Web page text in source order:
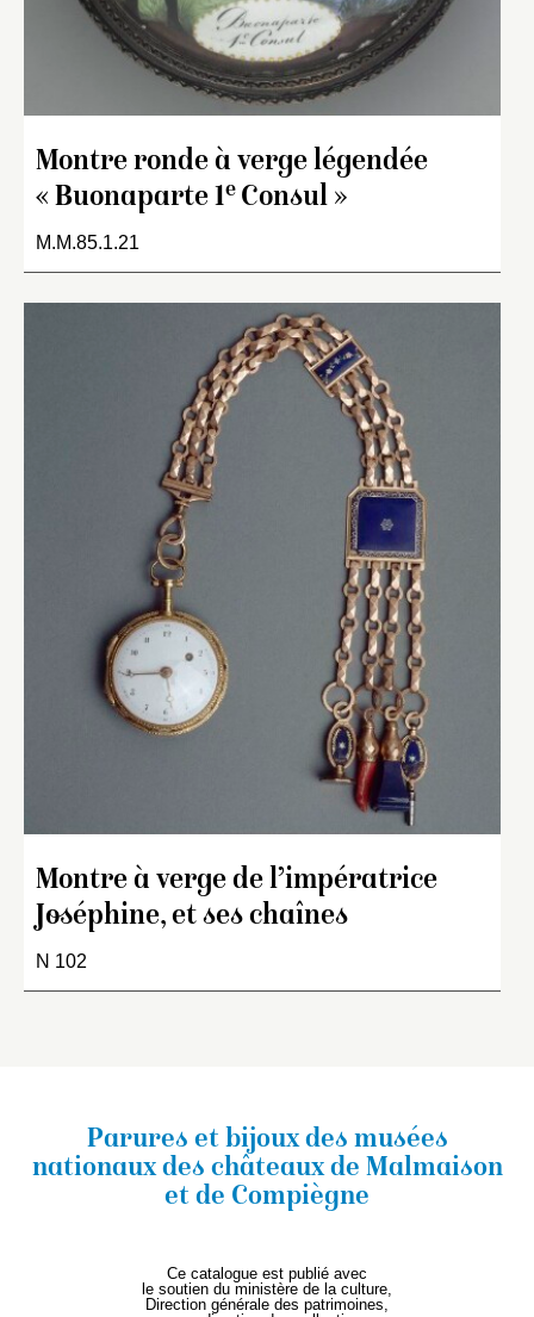
Montre ronde à verge légendée
« Buonaparte 1eConsul »
M.M.85.1.21
Montre à verge de l’impératrice
Joséphine, et ses chaînes
N 102
Parures et bijoux des musées
nationauxdes châteaux de Malmaison
et de Compiègne
Ce catalogue est publié avec
le soutien du ministère de la culture,
Direction générale des patrimoines,